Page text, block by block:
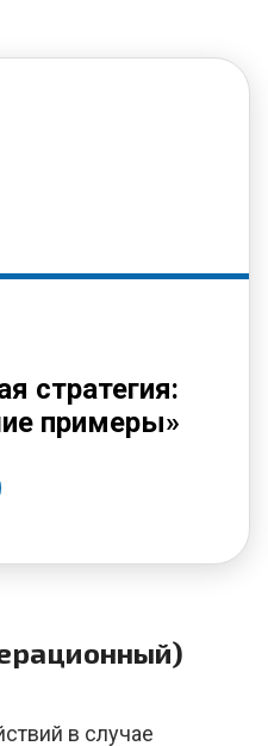
стратегия:
примеры»
в случае